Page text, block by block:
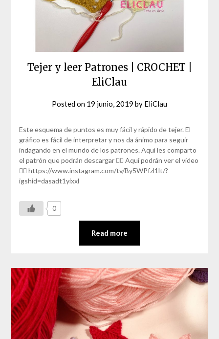
Tejer y leer Patrones | CROCHET |
EliClau
Posted on 19 junio, 2019 by EliClau
Este esquema de puntos es muy fácil y rápido de tejer. El
gráfico es fácil de interpretar y nos da ánimo para seguir
indagando en el mundo de los patrones. Aquí les comparto
el patrón que podrán descargar 👇🏼 Aquí podrán ver el video
👇🏼 https://www.instagram.com/tv/By5WPfzl1lt/?
igshid=dasadt1yixxl
0
Read more